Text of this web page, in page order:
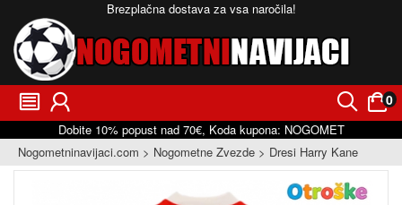
Brezplačna dostava za vsa naročila!
󰂩 󰃳 󰂨 0
󰃠
Dobite 10% popust nad 70€, Koda kupona: NOGOMET
Nogometninavijaci.com
Nogometne Zvezde Dresi Harry Kane